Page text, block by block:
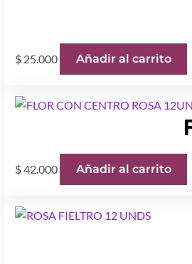
$ 25.000 Añadir al carrito
$42.000 Añadir al carrito